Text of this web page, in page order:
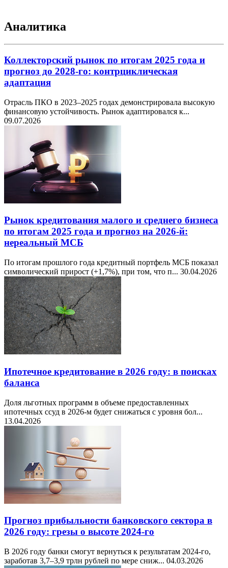
Аналитика
Коллекторский рынок по итогам 2025 года и
прогноз до 2028-го: контрциклическая
адаптация
Отрасль ПКО в 2023–2025 годах демонстрировала высокую
финансовую устойчивость. Рынок адаптировался к...
09.07.2026
Рынок кредитования малого и среднего бизнеса
по итогам 2025 года и прогноз на 2026-й:
нереальный МСБ
По итогам прошлого года кредитный портфель МСБ показал
символический прирост (+1,7%), при том, что п... 30.04.2026
Ипотечное кредитование в 2026 году: в поисках
баланса
Доля льготных программ в объеме предоставленных
ипотечных ссуд в 2026-м будет снижаться с уровня бол...
13.04.2026
Прогноз прибыльности банковского сектора в
2026 году: грезы о высоте 2024-го
В 2026 году банки смогут вернуться к результатам 2024-го,
заработав 3,7–3,9 трлн рублей по мере сниж... 04.03.2026